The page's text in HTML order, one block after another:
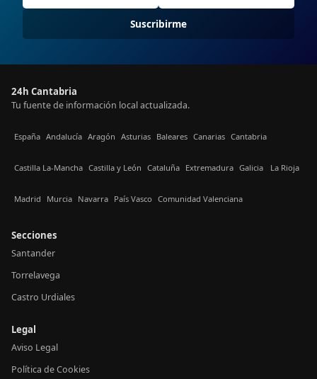
Suscribirme
24h Cantabria
Tu fuente de información local actualizada.
España Andalucía Aragón Asturias Baleares Canarias Cantabria
Castilla La-Mancha Castilla y León Cataluña Extremadura Galicia La Rioja
Madrid Murcia Navarra País Vasco Comunidad Valenciana
Secciones
Santander
Torrelavega
Castro Urdiales
Legal
Aviso Legal
Política de Cookies